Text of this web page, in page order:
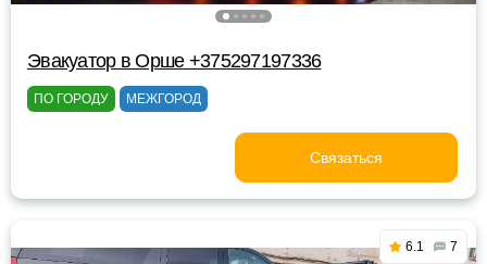
Эвакуатор в Орше +375297197336
ПО ГОРОДУ МЕЖГОРОД
Связаться
6.1 7